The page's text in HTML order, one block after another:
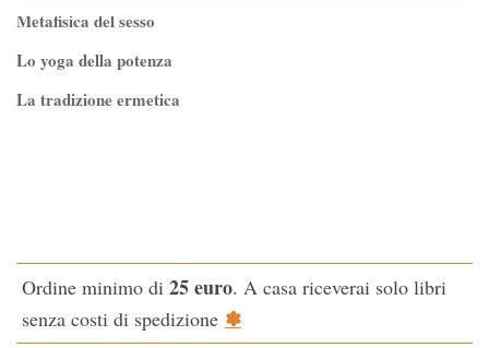
Classici dell'Occulto
L'Opera Segreta
La Fonte del Benessere
Nonsoloscienza
Metafisica del sesso
Lo yoga della potenza
La tradizione ermetica
La Cabala
Il potere del serpente
Ordine minimo di 25 euro. A casa riceverai solo libri
senza costi di spedizione ✽